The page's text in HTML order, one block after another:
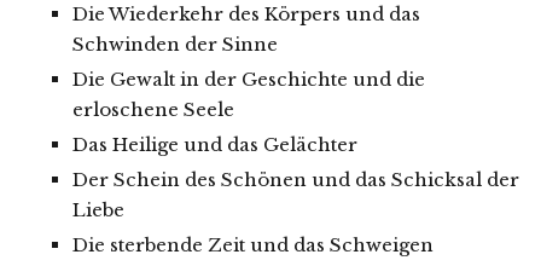
Die Wiederkehr des Körpers und das
Schwinden der Sinne
Die Gewalt in der Geschichte und die
erloschene Seele
Das Heilige und das Gelächter
Der Schein des Schönen und das Schicksal der
Liebe
Die sterbende Zeit und das Schweigen